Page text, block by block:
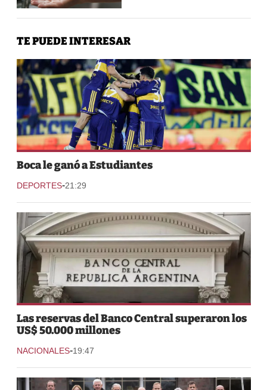
TE PUEDE INTERESAR
Boca le ganó a Estudiantes
DEPORTES-21:29
Las reservas del Banco Central superaron los
US$ 50.000 millones
NACIONALES-19:47